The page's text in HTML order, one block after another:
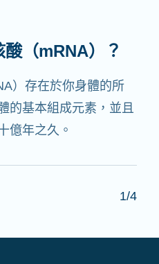
（mRNA）？
）存在於你身體的所
的基本組成元素，並且
億年之久。
1/4